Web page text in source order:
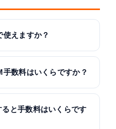
えますか？
数料はいくらですか？
と手数料はいくらです